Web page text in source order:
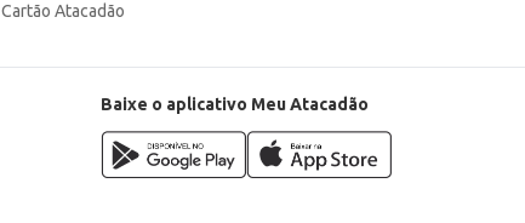
Cartão Atacadão
Baixe o aplicativo Meu Atacadão